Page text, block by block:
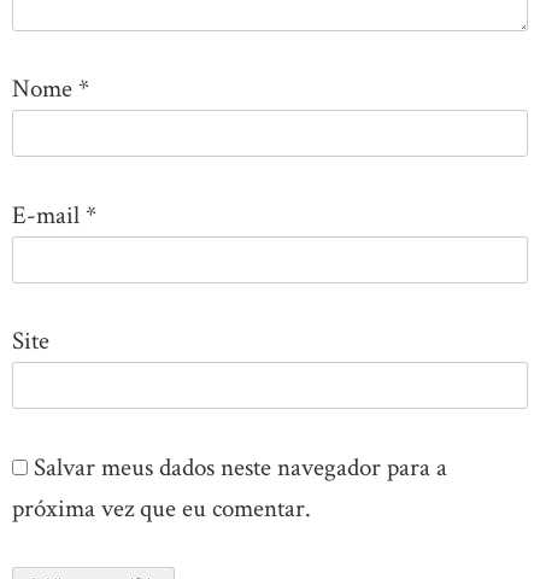
Nome *
E-mail *
Site
Salvar meus dados neste navegador para a
próxima vez que eu comentar.